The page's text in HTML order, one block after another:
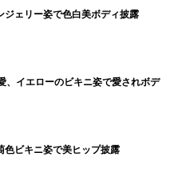
ジェリー姿で色白美ボディ披露
、イエローのビキニ姿で愛されボデ
色ビキニ姿で美ヒップ披露